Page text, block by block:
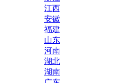
江西
安徽
福建
山东
河南
湖北
湖南